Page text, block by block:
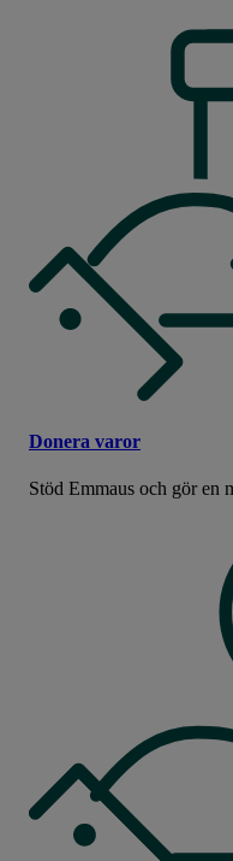
Donera varor
Stöd Emmaus och gör en